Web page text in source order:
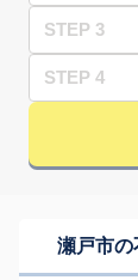
STEP 3
STEP 4
瀬戸市の